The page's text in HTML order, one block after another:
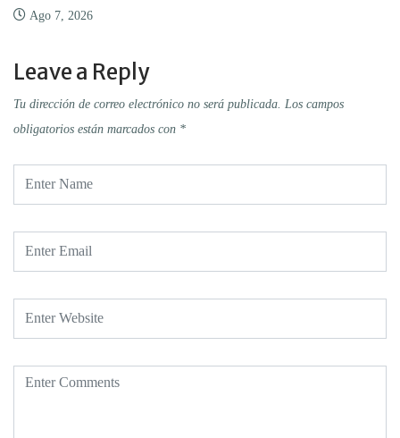
Ago 7, 2026
Leave a Reply
Tu dirección de correo electrónico no será publicada. Los campos
obligatorios están marcados con *